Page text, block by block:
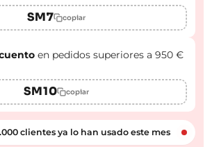
SM7 copiar
en pedidos superiores a 950 €
SM10 copiar
clientes ya lo han usado este mes